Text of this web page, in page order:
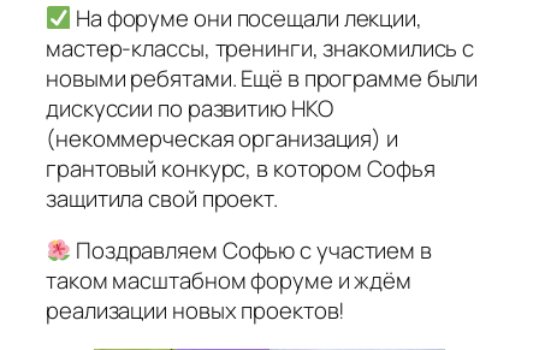
На форуме они посещали лекции,
мастер-классы, тренинги, знакомились с
новыми ребятами. Ещё в программе были
дискуссии по развитию НКО
(некоммерческая организация) и
грантовый конкурс, в котором Софья
защитила свой проект.
Поздравляем Софью с участием в
таком масштабном форуме и ждём
реализации новых проектов!